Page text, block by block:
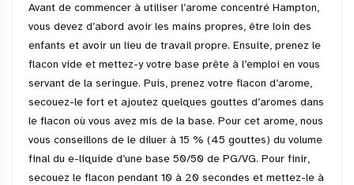
Avant de commencer à utiliser l’arome concentré Hampton,
vous devez d’abord avoir les mains propres, être loin des
enfants et avoir un lieu de travail propre. Ensuite, prenez le
flacon vide et mettez-y votre base prête à l’emploi en vous
servant de la seringue. Puis, prenez votre flacon d’arome,
secouez-le fort et ajoutez quelques gouttes d’aromes dans
le flacon où vous avez mis de la base. Pour cet arome, nous
vous conseillons de le diluer à 15 % (45 gouttes) du volume
final du e-liquide d’une base 50/50 de PG/VG. Pour finir,
secouez le flacon pendant 10 à 20 secondes et mettez-le à